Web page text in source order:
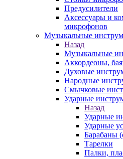
Предусилители
Аксессуары и
микрофонов
Музыкальные
Назад
Музыкальные
Аккордеоны,
Духовые
Народные
Смычковые
Ударные
Назад
Ударные
Ударные
Барабаны
Тарелки
Палки,